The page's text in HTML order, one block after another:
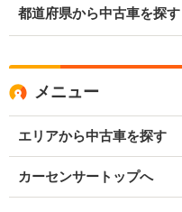
都道府県から中古車を探す
メニュー
エリアから中古車を探す
カーセンサートップへ